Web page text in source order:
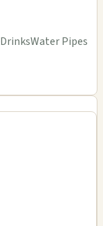
DrinksWater Pipes